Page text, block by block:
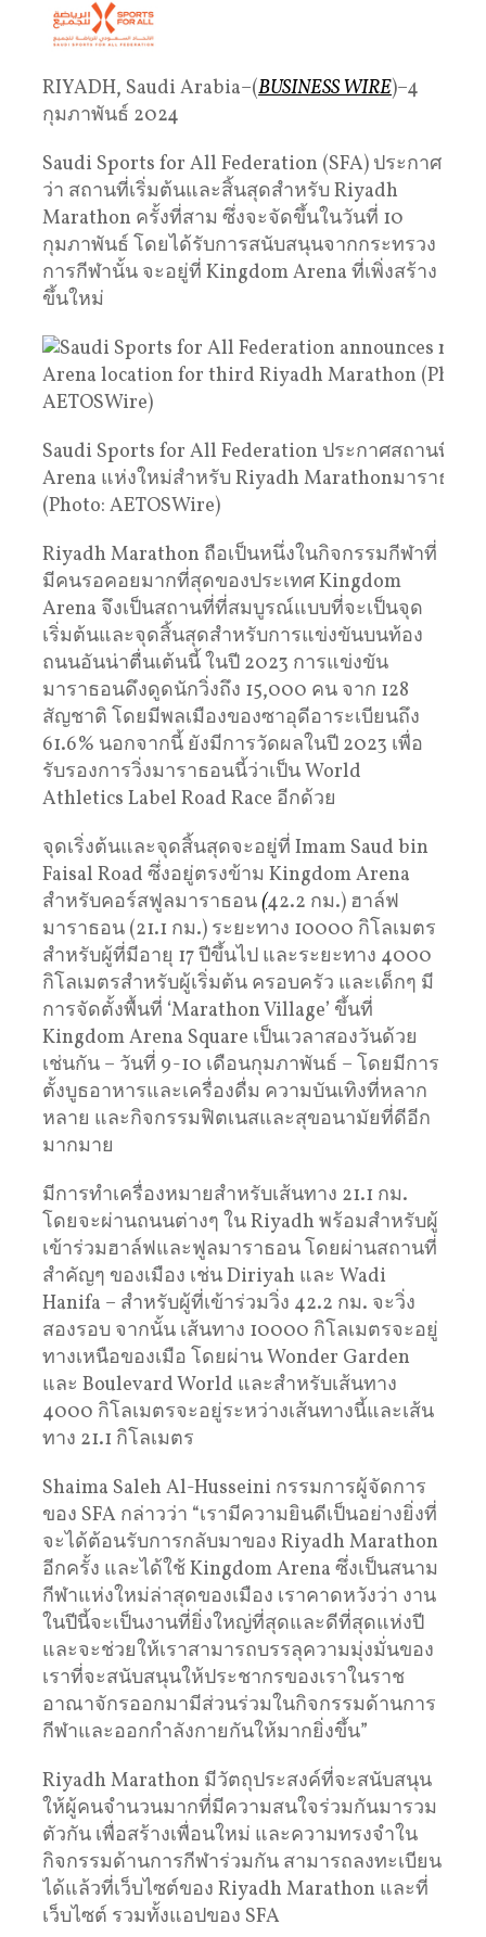
RIYADH, Saudi Arabia–(BUSINESS WIRE)–4
กุมภาพันธ์ 2024
Saudi Sports for All Federation (SFA) ประกาศ
ว่า สถานที่เริ่มต้นและสิ้นสุดสำหรับ Riyadh
Marathon ครั้งที่สาม ซึ่งจะจัดขึ้นในวันที่ 10
กุมภาพันธ์ โดยได้รับการสนับสนุนจากกระทรวง
การกีฬานั้น จะอยู่ที่ Kingdom Arena ที่เพิ่งสร้าง
ขึ้นใหม่
Saudi Sports for All Federation ประกาศสถานที่
Arena แห่งใหม่สำหรับ Riyadh Marathonมาราธอน
(Photo: AETOSWire)
Riyadh Marathon ถือเป็นหนึ่งในกิจกรรมกีฬาที่
มีคนรอคอยมากที่สุดของประเทศ Kingdom
Arena จึงเป็นสถานที่ที่สมบูรณ์แบบที่จะเป็นจุด
เริ่มต้นและจุดสิ้นสุดสำหรับการแข่งขันบนท้อง
ถนนอันน่าตื่นเต้นนี้ ในปี 2023 การแข่งขัน
มาราธอนดึงดูดนักวิ่งถึง 15,000 คน จาก 128
สัญชาติ โดยมีพลเมืองของซาอุดีอาระเบียนถึง
61.6% นอกจากนี้ ยังมีการวัดผลในปี 2023 เพื่อ
รับรองการวิ่งมาราธอนนี้ว่าเป็น World
Athletics Label Road Race อีกด้วย
จุดเริ่งต้นและจุดสิ้นสุดจะอยู่ที่ Imam Saud bin
Faisal Road ซึ่งอยู่ตรงข้าม Kingdom Arena
สำหรับคอร์สฟูลมาราธอน(42.2 กม.) ฮาล์ฟ
มาราธอน (21.1 กม.) ระยะทาง 10000 กิโลเมตร
สำหรับผู้ที่มีอายุ 17 ปีขึ้นไป และระยะทาง 4000
กิโลเมตรสำหรับผู้เริ่มต้น ครอบครัว และเด็กๆ มี
การจัดตั้งพื้นที่ ‘Marathon Village’ ขึ้นที่
Kingdom Arena Square เป็นเวลาสองวันด้วย
เช่นกัน – วันที่ 9-10 เดือนกุมภาพันธ์ – โดยมีการ
ตั้งบูธอาหารและเครื่องดื่ม ความบันเทิงที่หลาก
หลาย และกิจกรรมฟิตเนสและสุขอนามัยที่ดีอีก
มากมาย
มีการทำเครื่องหมายสำหรับเส้นทาง 21.1 กม.
โดยจะผ่านถนนต่างๆ ใน Riyadh พร้อมสำหรับผู้
เข้าร่วมฮาล์ฟและฟูลมาราธอน โดยผ่านสถานที่
สำคัญๆ ของเมือง เช่น Diriyah และ Wadi
Hanifa – สำหรับผู้ที่เข้าร่วมวิ่ง 42.2 กม. จะวิ่ง
สองรอบ จากนั้น เส้นทาง 10000 กิโลเมตรจะอยู่
ทางเหนือของเมือ โดยผ่าน Wonder Garden
และ Boulevard World และสำหรับเส้นทาง
4000 กิโลเมตรจะอยู่ระหว่างเส้นทางนี้และเส้น
ทาง 21.1 กิโลเมตร
Shaima Saleh Al-Husseini กรรมการผู้จัดการ
ของ SFA กล่าวว่า “เรามีความยินดีเป็นอย่างยิ่งที่
จะได้ต้อนรับการกลับมาของ Riyadh Marathon
อีกครั้ง และได้ใช้ Kingdom Arena ซึ่งเป็นสนาม
กีฬาแห่งใหม่ล่าสุดของเมือง เราคาดหวังว่า งาน
ในปีนี้จะเป็นงานที่ยิ่งใหญ่ที่สุดและดีที่สุดแห่งปี
และจะช่วยให้เราสามารถบรรลุความมุ่งมั่นของ
เราที่จะสนับสนุนให้ประชากรของเราในราช
อาณาจักรออกมามีส่วนร่วมในกิจกรรมด้านการ
กีฬาและออกกำลังกายกันให้มากยิ่งขึ้น”
Riyadh Marathon มีวัตถุประสงค์ที่จะสนับสนุน
ให้ผู้คนจำนวนมากที่มีความสนใจร่วมกันมารวม
ตัวกัน เพื่อสร้างเพื่อนใหม่ และความทรงจำใน
กิจกรรมด้านการกีฬาร่วมกัน สามารถลงทะเบียน
ได้แล้วที่เว็บไซต์ของ Riyadh Marathon และที่
เว็บไซต์ รวมทั้งแอปของ SFA